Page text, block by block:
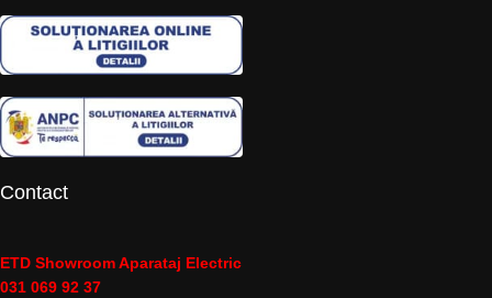
Contact
ETD Showroom Aparataj Electric
031 069 92 37